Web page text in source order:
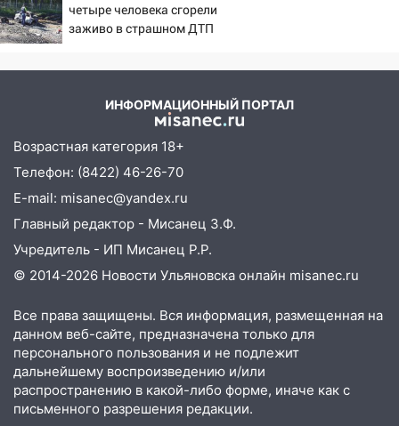
10:26
На нескольких улицах Ульяновска
временно отключили холодную воду
10:14
отправили в колонию на 7 и 8 лет
Ночью беспилотники сбили над
соседними Татарстаном и Саратовской
областью
09:41 Диана Шурыгина уверовала в
Бога в СИЗО
09:35
В Ульяновске директора фирмы
будут судить за неуплату налогов на 48
08:22 Подросток на питбайке сбил
велосипедистку: пострадали двое
07:20 Жара возвращается: ожидается
знойный и сухой четверг
четыре человека сгорели
заживо в страшном ДТП
ИНФОРМАЦИОННЫЙ ПОРТАЛ
Возрастная категория 18+
Телефон: (8422) 46-26-70
E-mail: misanec@yandex.ru
Главный редактор - Мисанец З.Ф.
Учредитель - ИП Мисанец Р.Р.
© 2014-2026 Новости Ульяновска онлайн misanec.ru
Все права защищены. Вся информация, размещенная на
данном веб-сайте, предназначена только для
персонального пользования и не подлежит
дальнейшему воспроизведению и/или
распространению в какой-либо форме, иначе как с
письменного разрешения редакции.